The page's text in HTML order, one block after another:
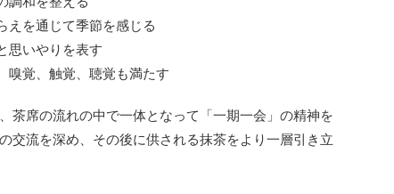
えを通じて季節を感じる
思いやりを表す
嗅覚、触覚、聴覚も満たす
茶席の流れの中で一体となって「一期一会」の精神を
交流を深め、その後に供される抹茶をより一層引き立